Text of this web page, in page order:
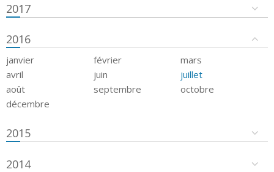
2017
2016
janvier février
mars
avril
juin
juillet
août
septembre
octobre
décembre
2015
2014